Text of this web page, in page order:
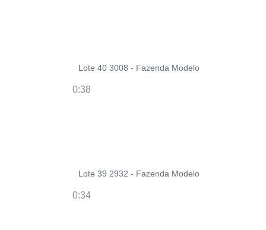
Lote 40 3008 - Fazenda Modelo
0:38
Lote 39 2932 - Fazenda Modelo
0:34